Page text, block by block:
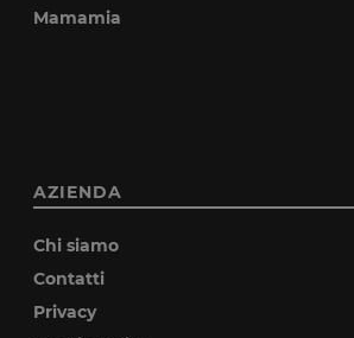
Mamamia
AZIENDA
Chi siamo
Contatti
Privacy